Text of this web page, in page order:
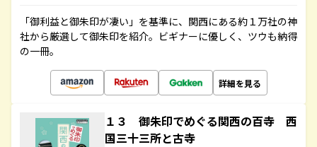
「御利益と御朱印が凄い」を基準に、関西にある約１万社の神
社から厳選して御朱印を紹介。ビギナーに優しく、ツウも納得
の一冊。
詳細を見る
１３ 御朱印でめぐる関西の百寺 西
国三十三所と古寺